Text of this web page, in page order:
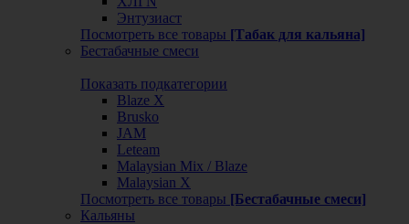
Энтузиаст
Посмотреть все товары [Табак для кальяна]
Бестабачные смеси
Показать подкатегории
Blaze X
Brusko
JAM
Leteam
Malaysian Mix / Blaze
Malaysian X
Посмотреть все товары [Бестабачные смеси]
Кальяны